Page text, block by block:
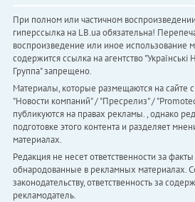
При полном или частичном
гиперссылка на LB.ua обязательна!
воспроизведение или иное использование
содержится ссылка на агентство
Группа" запрещено.
Материалы, которые размещаются на сайте
"Новости компаний" / "Пресрелиз" /
публикуются на правах рекламы. , однако
подготовке этого контента и разделяет
материалах.
Редакция не несет ответственности за
обнародованные в рекламных материалах.
законодательству, ответственность за
рекламодатель.